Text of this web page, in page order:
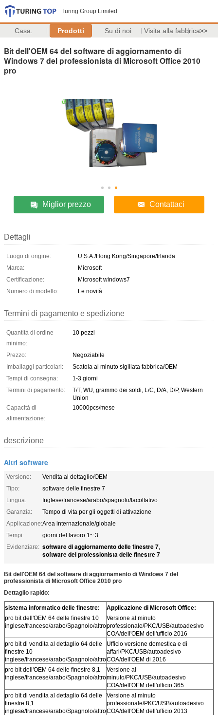
Turing Group Limited
Casa. Prodotti Su di noi Visita alla fabbrica>>
Bit dell'OEM 64 del software di aggiornamento di
Windows 7 del professionista di Microsoft Office 2010
pro
Miglior prezzo Contattaci
Dettagli
Luogo di origine:
U.S.A./Hong Kong/Singapore/Irlanda
Marca:
Microsoft
Certificazione:
Microsoft windows7
Numero di modello:
Le novità
Termini di pagamento e spedizione
Quantità di ordine
minimo:
10 pezzi
Prezzo:
Negoziabile
Imballaggi particolari:
Scatola al minuto sigillata fabbrica/OEM
Tempi di consegna:
1-3 giorni
Termini di pagamento:
T/T, WU, grammo dei soldi, L/C, D/A, D/P, Western
Union
Capacità di
alimentazione:
10000pcs/mese
descrizione
Altri software
Versione:
Vendita al dettaglio/OEM
Tipo:
software delle finestre 7
Lingua:
Inglese/francese/arabo/spagnolo/facoltativo
Garanzia:
Tempo di vita per gli oggetti di attivazione
Applicazione:Area internazionale/globale
Tempi:
giorni del lavoro 1~ 3
Evidenziare: software di aggiornamento delle finestre 7,
software del professionista delle finestre 7
Bit dell'OEM 64 del software di aggiornamento di Windows 7 del
professionista di Microsoft Office 2010 pro
Dettaglio rapido:
sistema informatico delle finestre:
Applicazione di Microsoft Office:
pro bit dell'OEM 64 delle finestre 10
inglese/francese/arabo/Spagnolo/altro
Versione al minuto
professionale/PKC/USB/autoadesivo
COA/dell'OEM dell'ufficio 2016
pro bit di vendita al dettaglio 64 delle
finestre 10
inglese/francese/arabo/Spagnolo/altro
Ufficio versione domestica e di
affari/PKC/USB/autoadesivo
COA/dell'OEM di 2016
pro bit dell'OEM 64 delle finestre 8,1
inglese/francese/arabo/Spagnolo/altro
Versione al
minuto/PKC/USB/autoadesivo
COA/dell'OEM dell'ufficio 365
pro bit di vendita al dettaglio 64 delle
finestre 8,1
inglese/francese/arabo/Spagnolo/altro
Versione al minuto
professionale/PKC/USB/autoadesivo
COA/dell'OEM dell'ufficio 2013